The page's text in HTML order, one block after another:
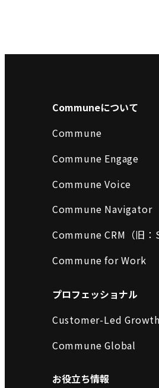
Communeについて
Commune
Commune Engage
Commune Voice
Commune Navigator
Commune CRM（旧：
Commune for Work
プロフェッショナル
Customer-Led
Commune Global
お役立ち情報